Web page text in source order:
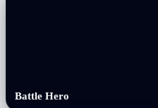
Battle Hero